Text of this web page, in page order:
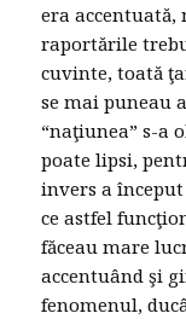
era accentuată,
raportările
cuvinte, toată
se mai puneau
“naţiunea” s-a
poate lipsi,
invers a
ce astfel
făceau mare
accentuând şi
fenomenul,